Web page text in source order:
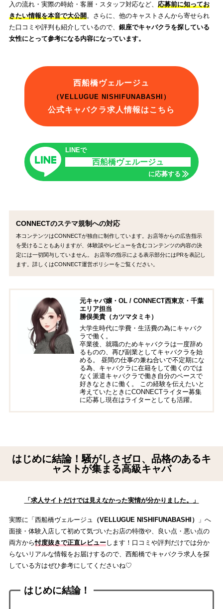
入の流れ・実際の時給・客層・スタッフ対応など、 応募前に知ってお
きたい情報を本音で大公開。さらに、他のキャストさんから寄せられ
た口コミや評判も紹介しているので、 銀座でキャバクラを探している
女性にとって参考になる内容になっています。
西船橋ヴェルージュ
（VELLUGUE NISHIFUNABASHI）
公式キャバクラ求人情報はこちら
LINEで
西船橋ヴェルージュ
に応募する
CONNECTのステマ規制への対応
本コンテンツはCONNECTが独自に制作しています。お店等からの広告指示
を受けることもありますが、体験談やレビューを含むコンテンツの内容の決
定には一切関与していません。 お店等の指示による表示部分にはPRを表記し
ます。詳しくはCONNECT運営ポリシーをご覧ください。
元キャバ嬢・OL / CONNECT西東京・千葉
エリア担当
勝俣美貴（カツマタミキ）
大学生時代に学費・生活費の為にキャバク
ラで働く。
卒業後、就職のためキャバクラは一度辞め
るものの、再び副業としてキャバクラを始
める。 昼間の仕事の兼ね合いで不定期にな
る為、キャバクラに在籍をして働くのでは
なく派遣キャバクラで働き自分のペースで
好きなときに働く。 この経験を伝えたいと
考えていたときにCONNECTライター募集
に応募し現在はライターとしても活躍。
はじめに結論！騒がしさゼロ、品格のあるキ
ャストが集まる高級キャバ
「求人サイトだけでは見えなかった実情が分かりました。」
実際に「西船橋ヴェルージュ （VELLUGUE NISHIFUNABASHI）
」へ
面接・体験入店して初めて気づいたお店の特徴や、良い点・悪い点の
両方から忖度抜きで正直レビューします！口コミや評判だけでは分か
らないリアルな情報をお届けするので、西船橋でキャバクラ求人を探
している方はぜひ参考にしてくださいね♡
はじめに結論！